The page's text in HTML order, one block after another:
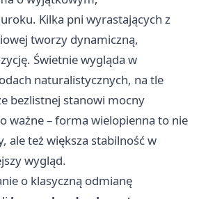
Kilka pni wyrastających z
tworzy dynamiczną,
Świetnie wygląda w
naturalistycznych, na tle
bezlistnej stanowi mocny
ważne – forma wielopienna to nie
ale też większa stabilność w
wygląd.
o klasyczną odmianę